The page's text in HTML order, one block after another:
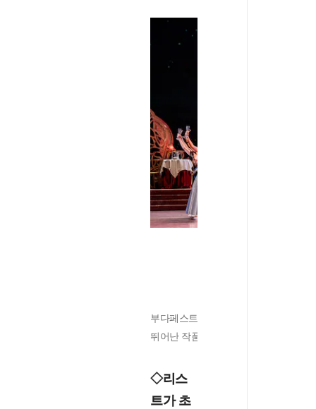
부다페스트 도심 국립 오페라극장서
뛰어난 작품이었다. /헝가리 국립오페
◇리스
트가 초